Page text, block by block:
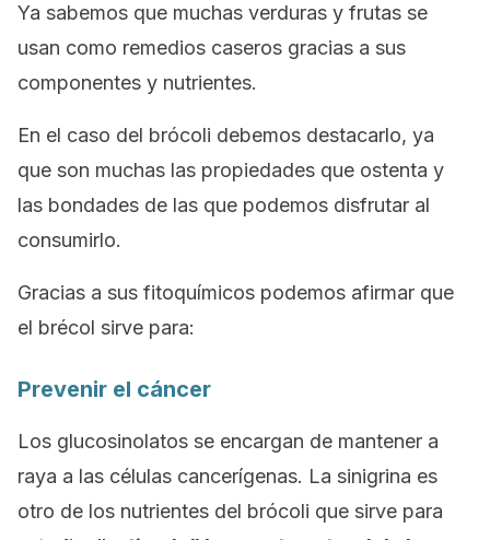
Ya sabemos que muchas verduras y frutas se
usan como remedios caseros gracias a sus
componentes y nutrientes.
En el caso del brócoli debemos destacarlo, ya
que son muchas las propiedades que ostenta y
las bondades de las que podemos disfrutar al
consumirlo.
Gracias a sus fitoquímicos podemos afirmar que
el brécol sirve para:
Prevenir el cáncer
Los glucosinolatos se encargan de mantener a
raya a las células cancerígenas. La sinigrina es
otro de los nutrientes del brócoli que sirve para